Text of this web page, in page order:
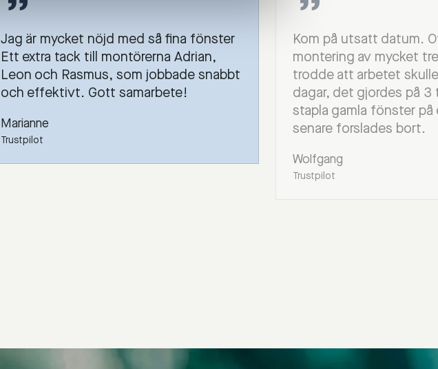
Jag är mycket nöjd med så fina fönster
Ett extra tack till montörerna Adrian,
Leon och Rasmus, som jobbade snabbt
och effektivt. Gott samarbete!
Marianne
Trustpilot
Kom på utsatt datum.
montering av mycket
trodde att arbetet
dagar, det gjordes på 3
stapla gamla fönster
senare forslades bort.
Wolfgang
Trustpilot